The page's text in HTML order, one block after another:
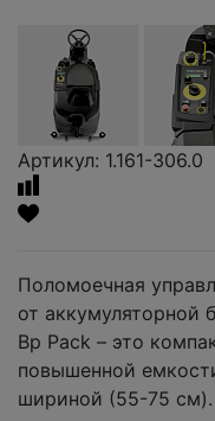
Артикул: 1.161-306.0
Поломоечная
от аккумуляторной
Bp Pack – это
повышенной
шириной (55-75 см).